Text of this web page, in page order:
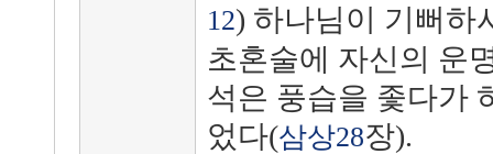
12) 하나님이 기뻐하
초혼술에 자신의 운
석은 풍습을 좇다가
었다(삼상28장).